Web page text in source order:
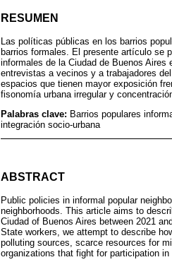
RESUMEN
Las políticas públicas en los barrios
barrios formales. El presente artículo se
informales de la Ciudad de Buenos Aires
entrevistas a vecinos y a trabajadores
espacios que tienen mayor exposición
fisonomía urbana irregular y
Palabras clave: Barrios populares
integración socio-urbana
ABSTRACT
Public policies in informal popular
neighborhoods. This article aims to
Ciudad of Buenos Aires between 2021
State workers, we attempt to describe
polluting sources, scarce resources for
organizations that fight for participation in